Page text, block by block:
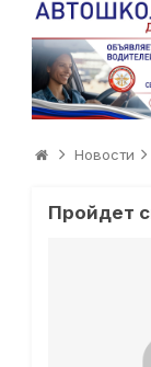
Новости
Пройдет